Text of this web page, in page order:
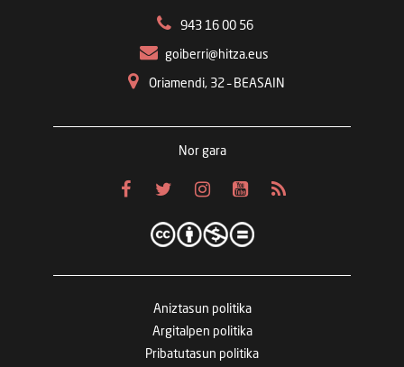
943 16 00 56
goiberri@hitza.eus
Oriamendi, 32 – BEASAIN
Nor gara
Aniztasun politika
Argitalpen politika
Pribatutasun politika